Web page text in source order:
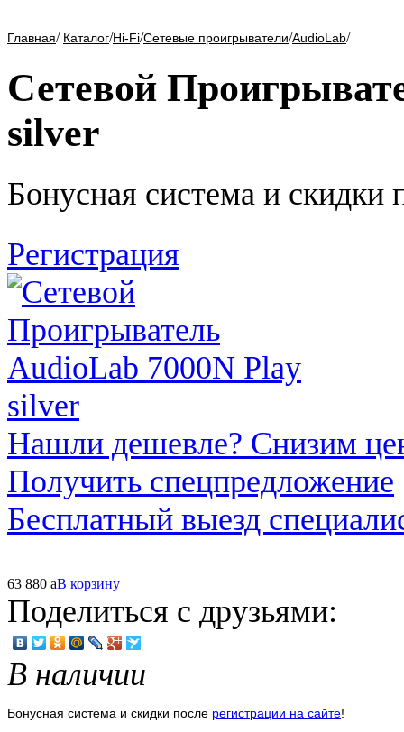
Главная/ Каталог/Hi-Fi/Сетевые проигрыватели/AudioLab/
Сетевой
silver
Бонусная система и скидки
Регистрация
Нашли дешевле? Снизим
Получить спецпредложение
Бесплатный выезд
63 880 aВ корзину
Поделиться с друзьями:
В наличии
Бонусная система и скидки после регистрации на сайте!